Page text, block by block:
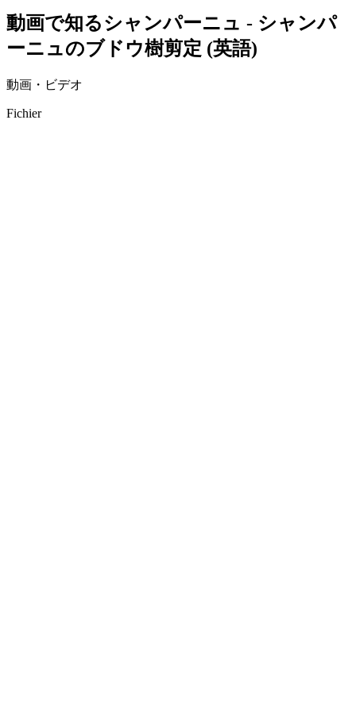
動画で知るシャンパーニュ - シャンパ
ーニュのブドウ樹剪定 (英語)
動画・ビデオ
Fichier